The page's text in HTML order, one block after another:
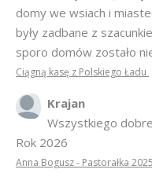
domy we wsiach i
były zadbane z
sporo domów zostało
Ciągną kasę z Polskiego Ładu
Krajan
Wszystkiego
Rok 2026
Anna Bogusz - Pastorałka 2025